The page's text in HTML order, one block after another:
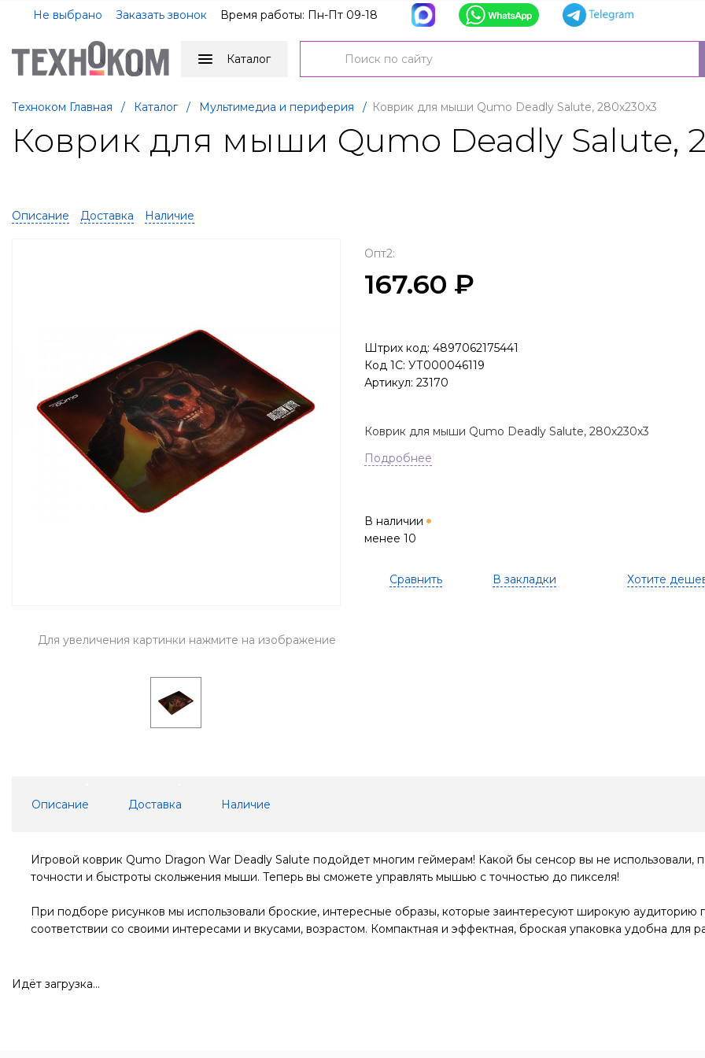
Не выбрано Заказать звонок Время работы: Пн-Пт 09-18
Каталог
Техноком Главная / Каталог / Мультимедиа и периферия / Коврик для мыши Qumo Deadly Salute, 280х230х3
Коврик для мыши Qumo Deadly Salute,
Описание Доставка Наличие
Для увеличения картинки нажмите на изображение
Опт2:
167.60 ₽
Штрих код: 4897062175441
Код 1С: УТ000046119
Артикул: 23170
Коврик для мыши Qumo Deadly Salute, 280х230х3
Подробнее
В наличии
менее 10
Сравнить В закладки Хотите
Описание Доставка Наличие
Игровой коврик Qumo Dragon War Deadly Salute подойдет многим геймерам! Какой бы сенсор вы не использовали,
точности и быстроты скольжения мыши. Теперь вы сможете управлять мышью с точностью до пикселя!
При подборе рисунков мы использовали броские, интересные образы, которые заинтересуют широкую аудиторию
соответствии со своими интересами и вкусами, возрастом. Компактная и эффектная, броская упаковка удобна для
Идёт загрузка...